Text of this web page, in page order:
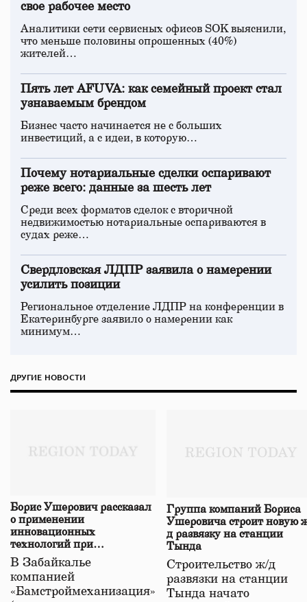
свое рабочее место
Аналитики сети сервисных офисов SOK выяснили,
что меньше половины опрошенных (40%)
жителей…
Пять лет AFUVA: как семейный проект стал
узнаваемым брендом
Бизнес часто начинается не с больших
инвестиций, а с идеи, в которую…
Почему нотариальные сделки оспаривают
реже всего: данные за шесть лет
Среди всех форматов сделок с вторичной
недвижимостью нотариальные оспариваются в
судах реже…
Свердловская ЛДПР заявила о намерении
усилить позиции
Региональное отделение ЛДПР на конференции в
Екатеринбурге заявило о намерении как
минимум…
ДРУГИЕ НОВОСТИ
Борис Ушерович рассказал
о применении
инновационных
технологий при
строительстве нового моста
в Забайкалье
В Забайкалье
компанией
«Бамстроймеханизация»
Группа компаний Бориса
Ушеровича строит новую
д развязку на станции
Тында
Строительство ж/д
развязки на станции
Тында начато